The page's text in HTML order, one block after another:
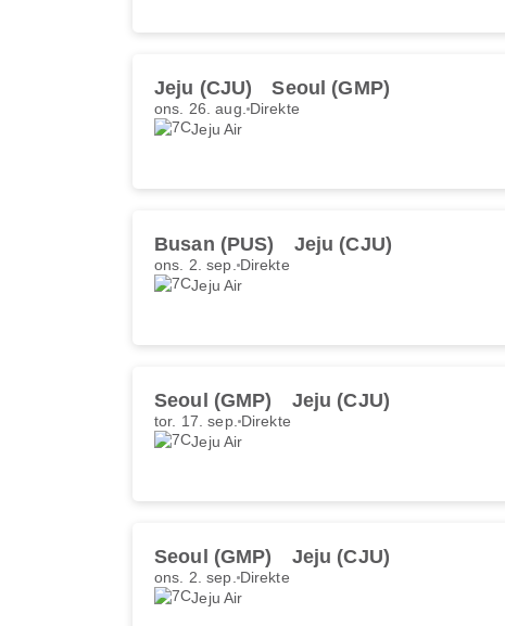
Jeju (CJU) Seoul (GMP)
ons. 26. aug. Direkte
Jeju Air
Busan (PUS) Jeju (CJU)
ons. 2. sep. Direkte
Jeju Air
Seoul (GMP) Jeju (CJU)
tor. 17. sep. Direkte
Jeju Air
Seoul (GMP) Jeju (CJU)
ons. 2. sep. Direkte
Jeju Air